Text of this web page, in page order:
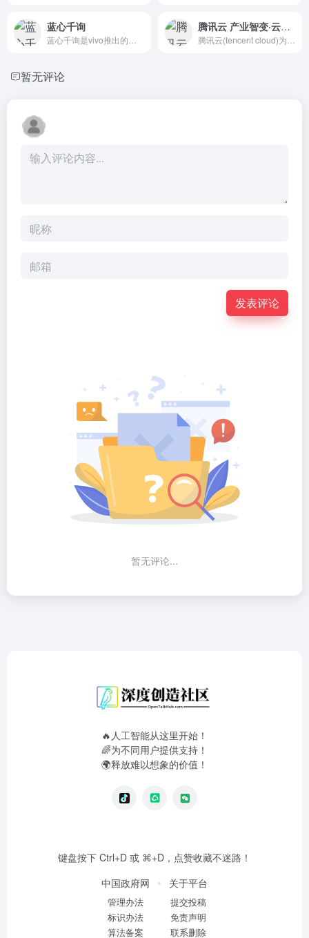
蓝心千询 腾讯云 产业智变·云启未来
暂无评论
发表评论
暂无评论...
🔥人工智能从这里开始！
🌈为不同用户提供支持！
🌍释放难以想象的价值！
键盘按下 Ctrl+D 或 ⌘+D，点赞收藏不迷路！
中国政府网
管理办法
标识办法
算法备案
关于平台
提交投稿
免责声明
联系删除